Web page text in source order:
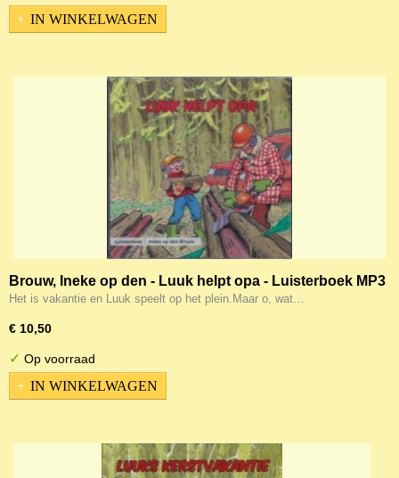
IN WINKELWAGEN
Brouw, Ineke op den - Luuk helpt opa - Luisterboek MP3
Het is vakantie en Luuk speelt op het plein.Maar o, wat…
€ 10,50
✓ Op voorraad
IN WINKELWAGEN